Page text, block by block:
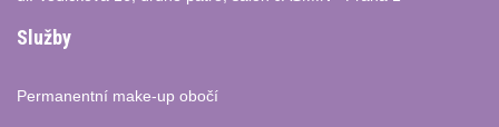
Služby
Permanentní make-up obočí